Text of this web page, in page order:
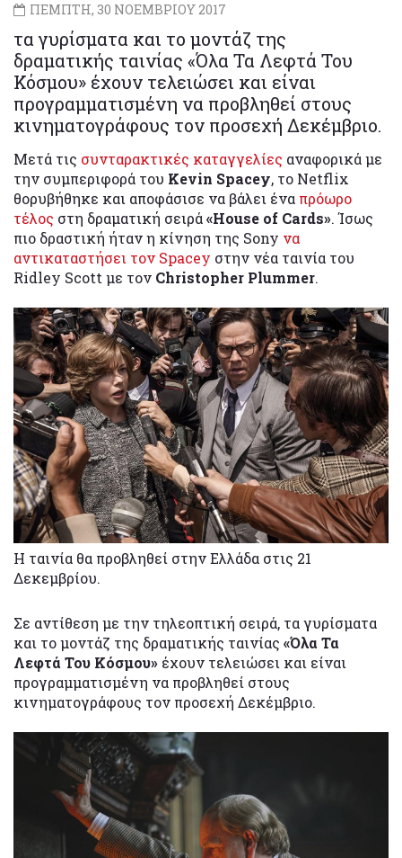
ΠΕΜΠΤΗ, 30 ΝΟΕΜΒΡΙΟΥ 2017
τα γυρίσματα και το μοντάζ της
δραματικής ταινίας «Όλα Τα Λεφτά Του
Κόσμου» έχουν τελειώσει και είναι
προγραμματισμένη να προβληθεί στους
κινηματογράφους τον προσεχή Δεκέμβριο.
Μετά τις συνταρακτικές καταγγελίες αναφορικά με
την συμπεριφορά του Kevin Spacey, το Netflix
θορυβήθηκε και αποφάσισε να βάλει ένα πρόωρο
τέλος στη δραματική σειρά«House of Cards». Ίσως
πιο δραστική ήταν η κίνηση της Sony να
αντικαταστήσει τον Spacey στην νέα ταινία του
Ridley Scott με τον Christopher Plummer.
Η ταινία θα προβληθεί στην Ελλάδα στις 21
Δεκεμβρίου.
Σε αντίθεση με την τηλεοπτική σειρά, τα γυρίσματα
και το μοντάζ της δραματικής ταινίας «Όλα Τα
Λεφτά Του Κόσμου» έχουν τελειώσει και είναι
προγραμματισμένη να προβληθεί στους
κινηματογράφους τον προσεχή Δεκέμβριο.